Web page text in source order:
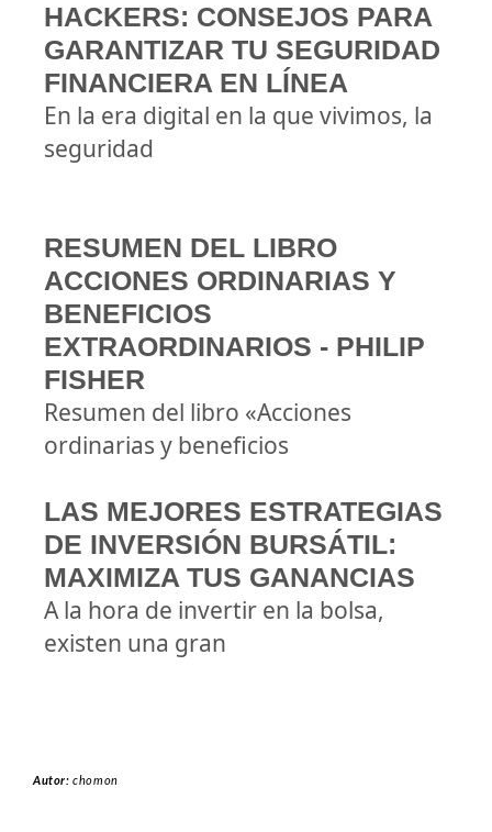
HACKERS: CONSEJOS PARA
GARANTIZAR TU SEGURIDAD
FINANCIERA EN LÍNEA
En la era digital en la que vivimos, la
seguridad
RESUMEN DEL LIBRO
ACCIONES ORDINARIAS Y
BENEFICIOS
EXTRAORDINARIOS - PHILIP
FISHER
Resumen del libro «Acciones
ordinarias y beneficios
LAS MEJORES ESTRATEGIAS
DE INVERSIÓN BURSÁTIL:
MAXIMIZA TUS GANANCIAS
A la hora de invertir en la bolsa,
existen una gran
Autor:chomon